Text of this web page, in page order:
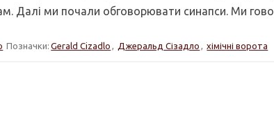
Далі ми почали обговорювати синапси. Ми
Позначки: Gerald Cizadlo , Джеральд Сізадло , хімічні ворота